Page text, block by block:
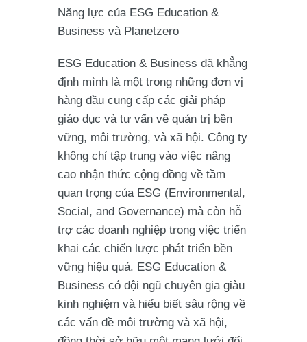
Năng lực của ESG Education &
Business và Planetzero
ESG Education & Business đã khẳng
định mình là một trong những đơn vị
hàng đầu cung cấp các giải pháp
giáo dục và tư vấn về quản trị bền
vững, môi trường, và xã hội. Công ty
không chỉ tập trung vào việc nâng
cao nhận thức cộng đồng về tầm
quan trọng của ESG (Environmental,
Social, and Governance) mà còn hỗ
trợ các doanh nghiệp trong việc triển
khai các chiến lược phát triển bền
vững hiệu quả. ESG Education &
Business có đội ngũ chuyên gia giàu
kinh nghiệm và hiểu biết sâu rộng về
các vấn đề môi trường và xã hội,